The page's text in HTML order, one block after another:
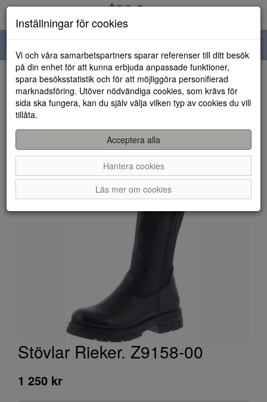
navigation
HEM
Stövlar Rieker. Z9158-00
1 250 kr
Inställningar för cookies
Vi och våra samarbetspartners sparar referenser till ditt besök
på din enhet för att kunna erbjuda anpassade funktioner,
spara besöksstatistik och för att möjliggöra personifierad
marknadsföring. Utöver nödvändiga cookies, som krävs för
sida ska fungera, kan du själv välja vilken typ av cookies du vill
tillåta.
Acceptera alla
Hantera cookies
Läs mer om cookies